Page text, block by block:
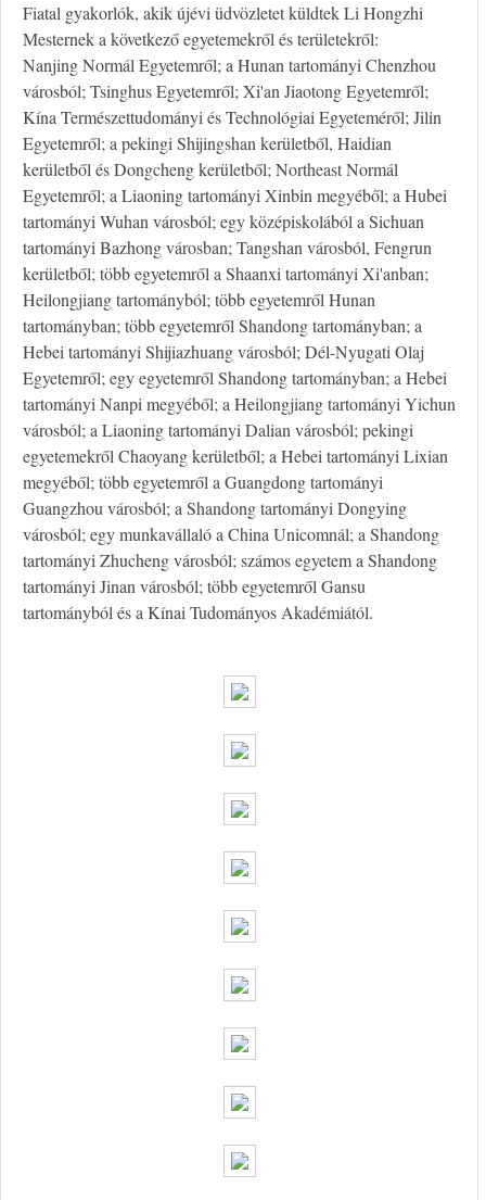
Fiatal gyakorlók, akik újévi üdvözletet küldtek Li Hongzhi
Mesternek a következő egyetemekről és területekről:
Nanjing Normál Egyetemről; a Hunan tartományi Chenzhou
városból; Tsinghus Egyetemről; Xi'an Jiaotong Egyetemről;
Kína Természettudományi és Technológiai Egyeteméről; Jilin
Egyetemről; a pekingi Shijingshan kerületből, Haidian
kerületből és Dongcheng kerületből; Northeast Normál
Egyetemről; a Liaoning tartományi Xinbin megyéből; a Hubei
tartományi Wuhan városból; egy középiskolából a Sichuan
tartományi Bazhong városban; Tangshan városból, Fengrun
kerületből; több egyetemről a Shaanxi tartományi Xi'anban;
Heilongjiang tartományból; több egyetemről Hunan
tartományban; több egyetemről Shandong tartományban; a
Hebei tartományi Shijiazhuang városból; Dél-Nyugati Olaj
Egyetemről; egy egyetemről Shandong tartományban; a Hebei
tartományi Nanpi megyéből; a Heilongjiang tartományi Yichun
városból; a Liaoning tartományi Dalian városból; pekingi
egyetemekről Chaoyang kerületből; a Hebei tartományi Lixian
megyéből; több egyetemről a Guangdong tartományi
Guangzhou városból; a Shandong tartományi Dongying
városból; egy munkavállaló a China Unicomnál; a Shandong
tartományi Zhucheng városból; számos egyetem a Shandong
tartományi Jinan városból; több egyetemről Gansu
tartományból és a Kínai Tudományos Akadémiától.